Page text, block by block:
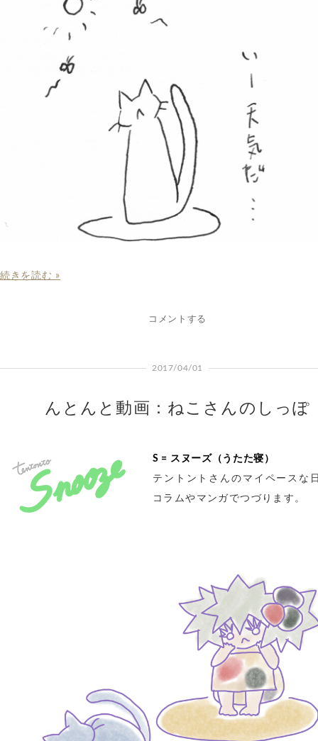
続きを読む »
コメントする
2017/04/01
んとんと動画：ねこさんのしっぽ
S = スヌーズ（うたた寝）
テントントさんのマイペースな
コラムやマンガでつづります。